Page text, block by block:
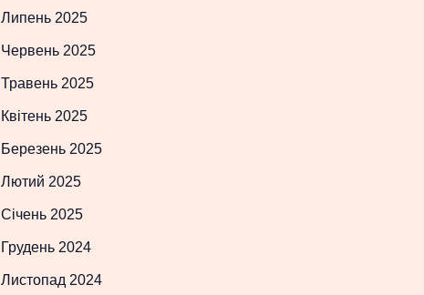
Липень 2025
Червень 2025
Травень 2025
Квітень 2025
Березень 2025
Лютий 2025
Січень 2025
Грудень 2024
Листопад 2024